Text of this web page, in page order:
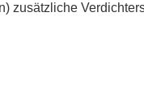
zusätzliche